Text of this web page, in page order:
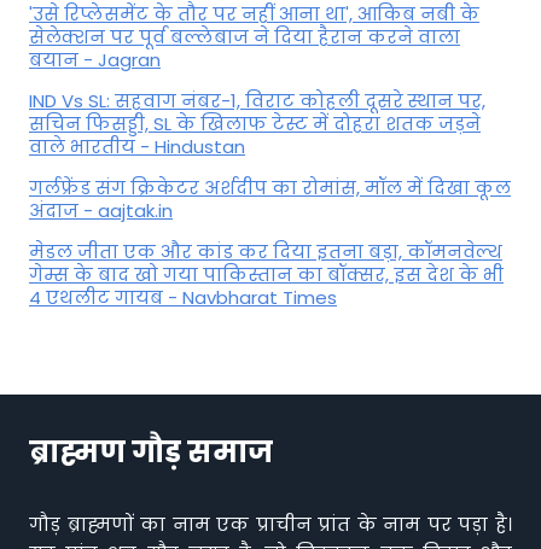
'उसे रिप्लेसमेंट के तौर पर नहीं आना था', आकिब नबी के
सेलेक्शन पर पूर्व बल्लेबाज ने दिया हैरान करने वाला
बयान - Jagran
IND Vs SL: सहवाग नंबर-1, विराट कोहली दूसरे स्थान पर,
सचिन फिसड्डी, SL के खिलाफ टेस्ट में दोहरा शतक जड़ने
वाले भारतीय - Hindustan
गर्लफ्रेंड संग क्रिकेटर अर्शदीप का रोमांस, मॉल में द‍िखा कूल
अंदाज - aajtak.in
मेडल जीता एक और कांड कर दिया इतना बड़ा, कॉमनवेल्थ
गेम्स के बाद खो गया पाकिस्तान का बॉक्सर, इस देश के भी
4 एथलीट गायब - Navbharat Times
ब्राह्मण गौड़ समाज
गौड़ ब्राह्मणों का नाम एक प्राचीन प्रांत के नाम पर पड़ा है।